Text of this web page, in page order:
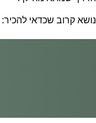
נושא קרוב שכדאי להכיר: